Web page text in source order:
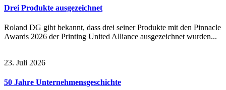
Drei Produkte ausgezeichnet
Roland DG gibt bekannt, dass drei seiner Produkte mit den Pinnacle
Awards 2026 der Printing United Alliance ausgezeichnet wurden...
23. Juli 2026
50 Jahre Unternehmensgeschichte